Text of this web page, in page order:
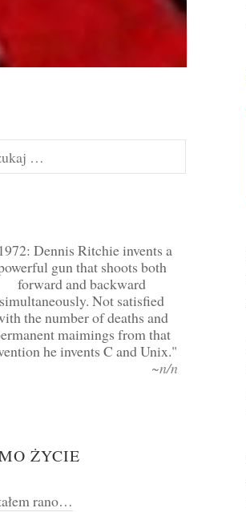
1972: Dennis Ritchie invents a
gun that shoots both
forward and backward
simultaneously. Not satisfied
the number of deaths and
maimings from that
he invents C and Unix.
~n/n
ŻYCIE
rano…